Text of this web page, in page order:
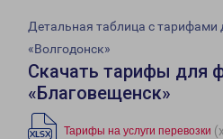
Детальная таблица с тарифами
«Волгодонск»
Скачать тарифы для
«Благовещенск»
Тарифы на услуги перевозки